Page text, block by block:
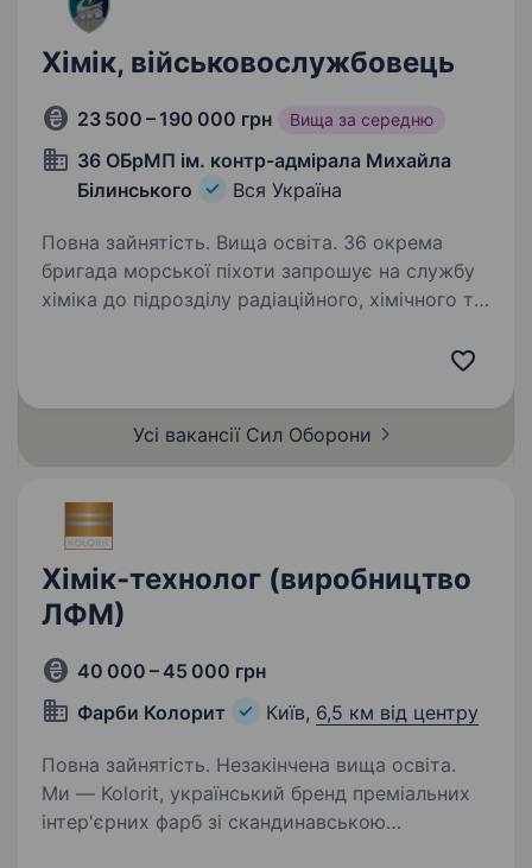
Хімік, військовослужбовець
23 500 – 190 000 грн Вища за середню
36 ОБрМП ім. контр-адмірала Михайла
Білинського
Вся Україна
Повна зайнятість. Вища освіта. 36 окрема
бригада морської піхоти запрошує на службу
хіміка до підрозділу радіаційного, хімічного та
завдання — забезпечення виявлення, аналізу
Усі вакансії Сил Оборони
Хімік-технолог (виробництво
ЛФМ)
40 000 – 45 000 грн
Фарби Колорит
Київ, 6,5 км від центру
Повна зайнятість. Незакінчена вища освіта.
Ми — Kolorit, український бренд преміальних
інтер'єрних фарб зі скандинавською